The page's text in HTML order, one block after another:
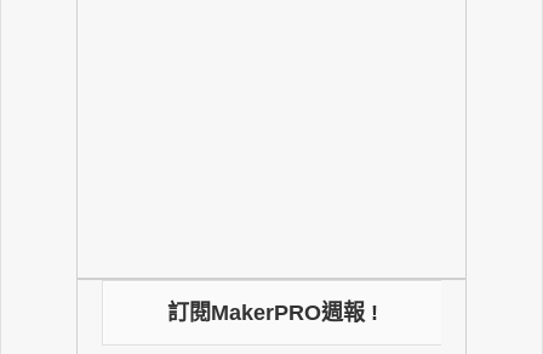
訂閱MakerPRO週報 !